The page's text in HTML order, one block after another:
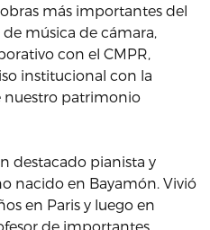
más importantes del
música de cámara,
con el CMPR,
institucional con la
nuestro patrimonio
destacado pianista y
nacido en Bayamón. Vivió
en Paris y luego en
de importantes